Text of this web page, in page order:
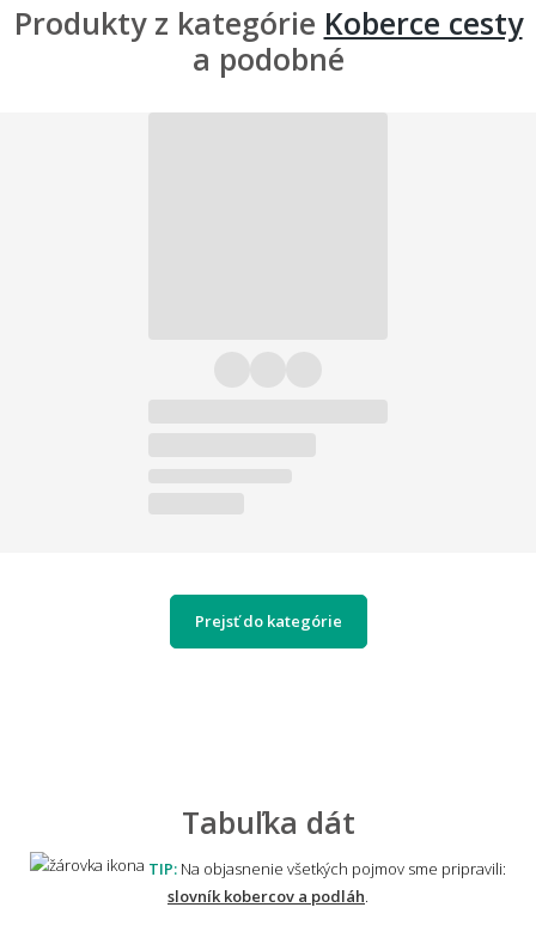
Produkty z kategórie Koberce cesty
a podobné
Prejsť do kategórie
Tabuľka dát
TIP: Na objasnenie všetkých pojmov sme pripravili:
slovník kobercov a podláh